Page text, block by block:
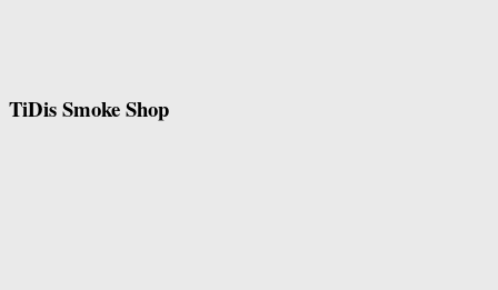
TiDis Smoke Shop